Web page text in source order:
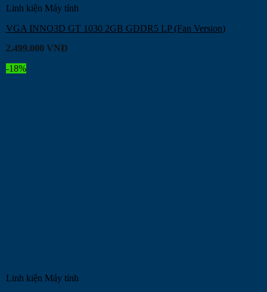
Linh kiện Máy tính
VGA INNO3D GT 1030 2GB GDDR5 LP (Fan Version)
2.499.000 VNĐ
-18%
Linh kiện Máy tính